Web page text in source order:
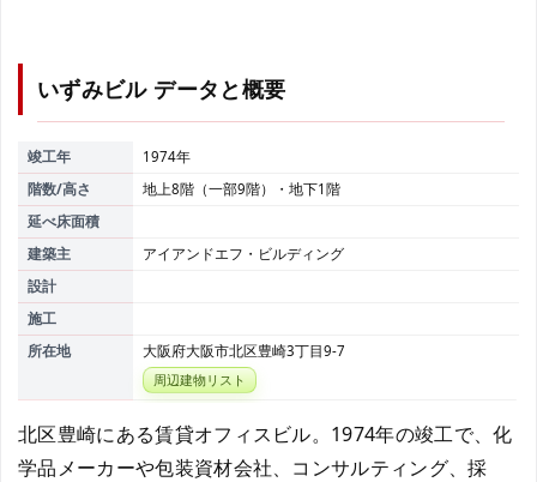
いずみビル データと概要
竣工年
1974年
階数/高さ
地上8階（一部9階）・地下1階
延べ床面積
建築主
アイアンドエフ・ビルディング
設計
施工
所在地
大阪府大阪市北区豊崎3丁目9-7
周辺建物リスト
北区豊崎にある賃貸オフィスビル。1974年の竣工で、化
学品メーカーや包装資材会社、コンサルティング、採